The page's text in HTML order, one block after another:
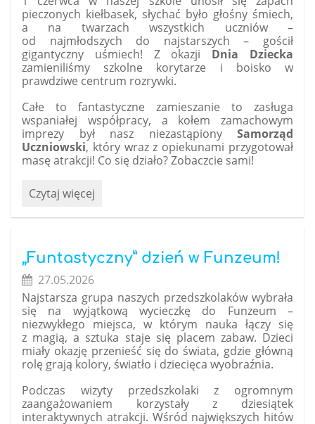
pieczonych kiełbasek, słychać było głośny śmiech,
a na twarzach wszystkich uczniów –
od najmłodszych do najstarszych – gościł
gigantyczny uśmiech! Z okazji Dnia Dziecka
zamieniliśmy szkolne korytarze i boisko w
prawdziwe centrum rozrywki.
Całe to fantastyczne zamieszanie to zasługa
wspaniałej współpracy, a kołem zamachowym
imprezy był nasz niezastąpiony Samorząd
Uczniowski, który wraz z opiekunami przygotował
masę atrakcji! Co się działo? Zobaczcie sami!
Dzień
Tak
świętowaliśmy
w
naszej
szkole!
:
Czytaj więcej
„Funtastyczny” dzień w Funzeum!
27.05.2026
Najstarsza grupa naszych przedszkolaków wybrała
się na wyjątkową wycieczkę do Funzeum –
niezwykłego miejsca, w którym nauka łączy się
z magią, a sztuka staje się placem zabaw. Dzieci
miały okazję przenieść się do świata, gdzie główną
rolę grają kolory, światło i dziecięca wyobraźnia.
Podczas wizyty przedszkolaki z ogromnym
zaangażowaniem korzystały z dziesiątek
interaktywnych atrakcji. Wśród największych hitów